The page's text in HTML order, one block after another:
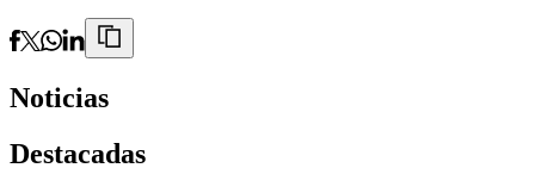
Noticias
Destacadas